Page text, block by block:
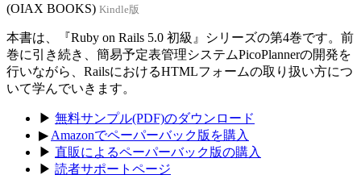
(OIAX BOOKS) Kindle版
本書は、『Ruby on Rails 5.0 初級』シリーズの第4巻です。前
巻に引き続き、簡易予定表管理システムPicoPlannerの開発を
行いながら、RailsにおけるHTMLフォームの取り扱い方につ
いて学んでいきます。
▶ 無料サンプル(PDF)のダウンロード
▶ Amazonでペーパーバック版を購入
▶ 直販によるペーパーバック版の購入
▶ 読者サポートページ